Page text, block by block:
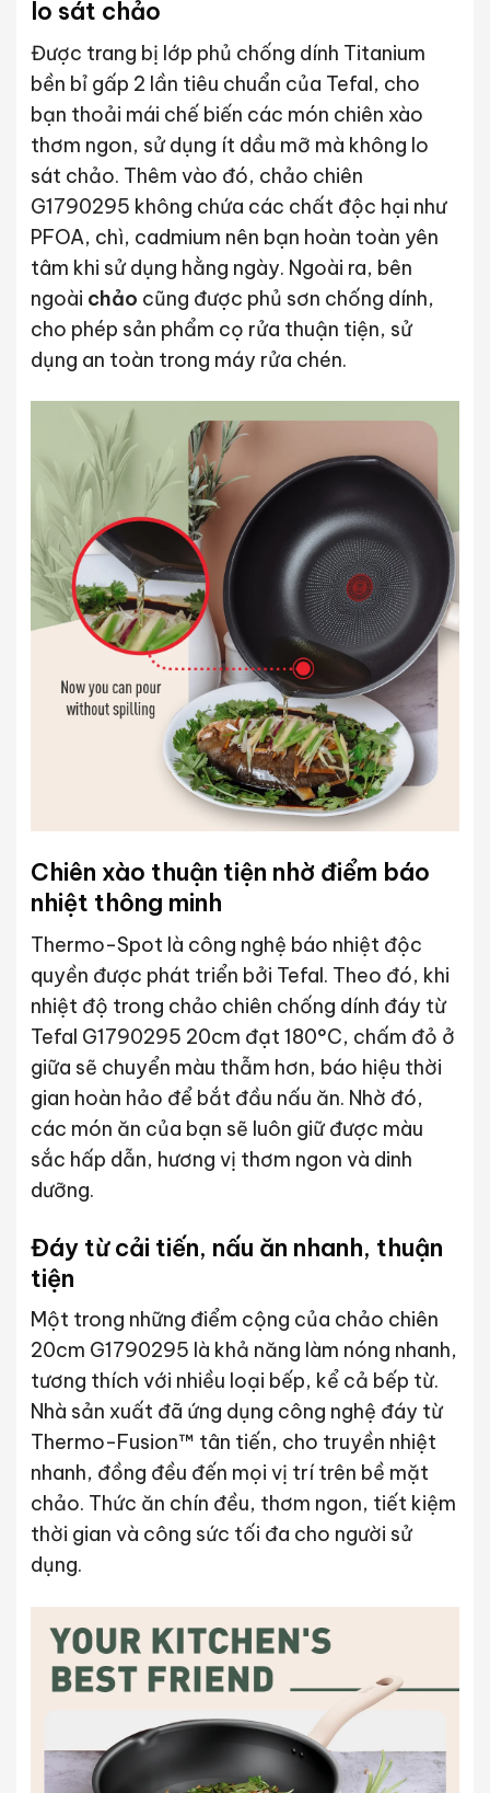
lo sát chảo
Được trang bị lớp phủ chống dính Titanium
bền bỉ gấp 2 lần tiêu chuẩn của Tefal, cho
bạn thoải mái chế biến các món chiên xào
thơm ngon, sử dụng ít dầu mỡ mà không lo
sát chảo. Thêm vào đó, chảo chiên
G1790295 không chứa các chất độc hại như
PFOA, chì, cadmium nên bạn hoàn toàn yên
tâm khi sử dụng hằng ngày. Ngoài ra, bên
ngoài chảo cũng được phủ sơn chống dính,
cho phép sản phẩm cọ rửa thuận tiện, sử
dụng an toàn trong máy rửa chén.
Chiên xào thuận tiện nhờ điểm báo
nhiệt thông minh
Thermo-Spot là công nghệ báo nhiệt độc
quyền được phát triển bởi Tefal. Theo đó, khi
nhiệt độ trong chảo chiên chống dính đáy từ
Tefal G1790295 20cm đạt 180°C, chấm đỏ ở
giữa sẽ chuyển màu thẫm hơn, báo hiệu thời
gian hoàn hảo để bắt đầu nấu ăn. Nhờ đó,
các món ăn của bạn sẽ luôn giữ được màu
sắc hấp dẫn, hương vị thơm ngon và dinh
dưỡng.
Đáy từ cải tiến, nấu ăn nhanh, thuận
tiện
Một trong những điểm cộng của chảo chiên
20cm G1790295 là khả năng làm nóng nhanh,
tương thích với nhiều loại bếp, kể cả bếp từ.
Nhà sản xuất đã ứng dụng công nghệ đáy từ
Thermo-Fusion™ tân tiến, cho truyền nhiệt
nhanh, đồng đều đến mọi vị trí trên bề mặt
chảo. Thức ăn chín đều, thơm ngon, tiết kiệm
thời gian và công sức tối đa cho người sử
dụng.